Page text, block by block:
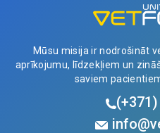
Mūsu misija ir nodrošināt
aprīkojumu, līdzekļiem un
saviem
(+371)